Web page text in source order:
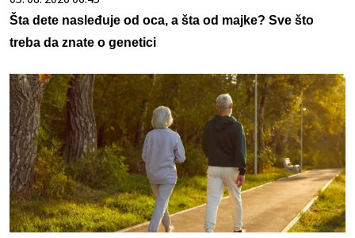
Šta dete nasleđuje od oca, a šta od majke? Sve što
treba da znate o genetici